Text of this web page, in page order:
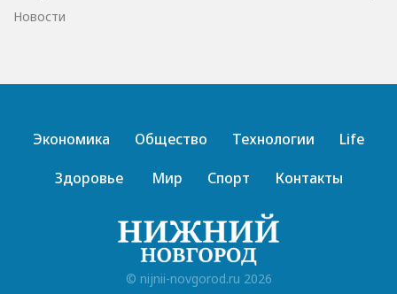
Новости
Экономика Общество Технологии
Life
Здоровье
Мир Спорт Контакты
© nijnii-novgorod.ru 2026